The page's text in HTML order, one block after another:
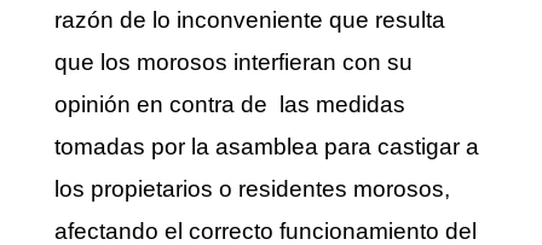
razón de lo inconveniente que resulta
que los morosos interfieran con su
opinión en contra de las medidas
tomadas por la asamblea para castigar a
los propietarios o residentes morosos,
afectando el correcto funcionamiento del